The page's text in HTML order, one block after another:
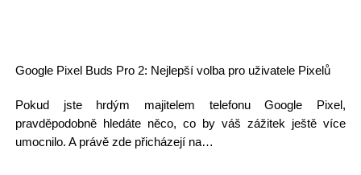
Google Pixel Buds Pro 2: Nejlepší volba pro uživatele Pixelů
Pokud jste hrdým majitelem telefonu Google Pixel,
pravděpodobně hledáte něco, co by váš zážitek ještě více
umocnilo. A právě zde přicházejí na…